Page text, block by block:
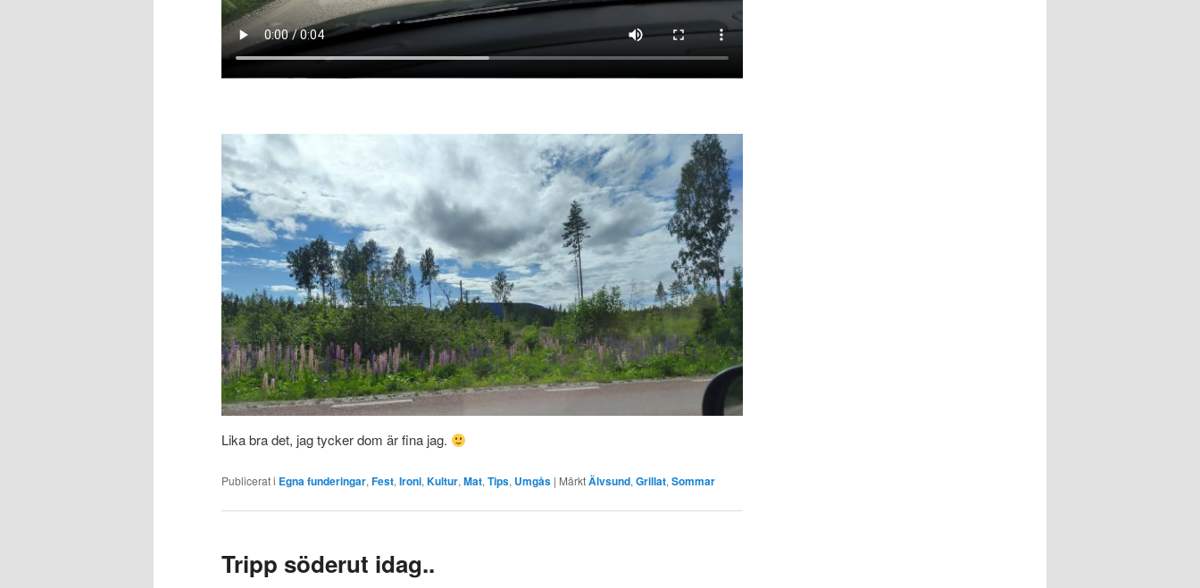
Lika bra det, jag tycker dom är fina jag.
Publicerat i Egna funderingar, Fest, Ironi, Kultur, Mat, Tips, Umgås | MärktÄlvsund, Grillat, Sommar
Tripp söderut idag..